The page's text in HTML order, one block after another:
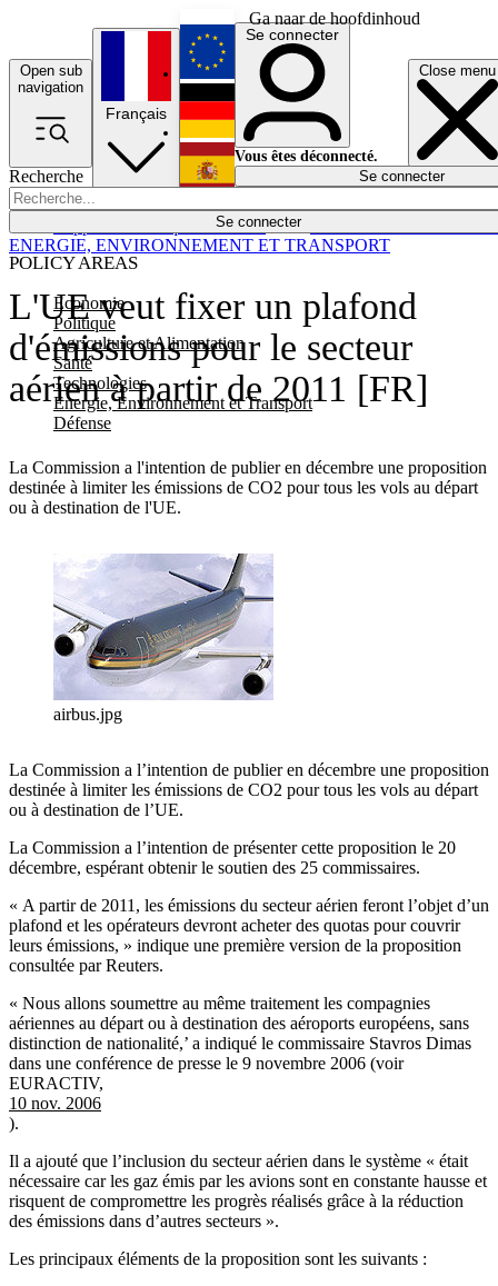
Ga naar de hoofdinhoud
Open sub
navigation
Close menu
Recherche
Se connecter
POLICY AREAS
Economie
Politique
Agriculture et Alimentation
Santé
Technologies
Energie, Environnement et Transport
Défense
Économie
Français
English
Deutsch
Español
Se connecter
Vous êtes déconnecté.
Se connecter
L'UE veut fixer un plafond
d'émissions pour le secteur
aérien à partir de 2011 [FR]
La Commission a l'intention de publier en décembre une proposition
destinée à limiter les émissions de CO2 pour tous les vols au départ
ou à destination de l'UE.
ENERGIE, ENVIRONNEMENT ET TRANSPORT
airbus.jpg
La Commission a l’intention de publier en décembre une proposition
destinée à limiter les émissions de CO2 pour tous les vols au départ
ou à destination de l’UE.
La Commission a l’intention de présenter cette proposition le 20
décembre, espérant obtenir le soutien des 25 commissaires.
« A partir de 2011, les émissions du secteur aérien feront l’objet d’un
plafond et les opérateurs devront acheter des quotas pour couvrir
leurs émissions, » indique une première version de la proposition
consultée par Reuters.
« Nous allons soumettre au même traitement les compagnies
aériennes au départ ou à destination des aéroports européens, sans
distinction de nationalité,’ a indiqué le commissaire Stavros Dimas
dans une conférence de presse le 9 novembre 2006 (voir
EURACTIV,
10 nov. 2006
).
Il a ajouté que l’inclusion du secteur aérien dans le système « était
nécessaire car les gaz émis par les avions sont en constante hausse et
risquent de compromettre les progrès réalisés grâce à la réduction
des émissions dans d’autres secteurs ».
Les principaux éléments de la proposition sont les suivants :